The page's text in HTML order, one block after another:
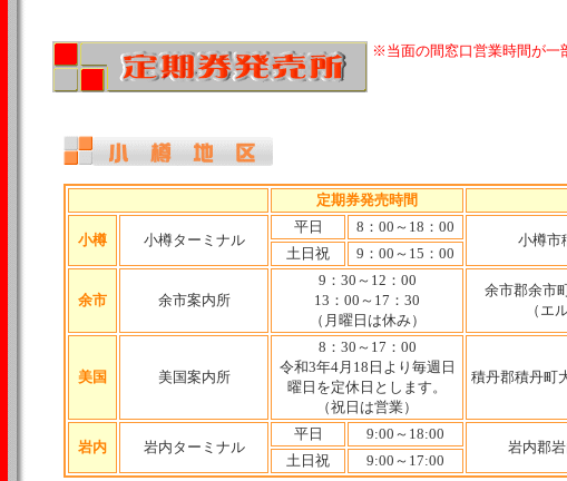
※当面の間窓口営業時間が一
定期券発売時間
小樽 小樽ターミナル
平日
8：00～18：00
小樽市
土日祝
9：00～15：00
余市 余市案内所
9：30～12：00
13：00～17：30
（月曜日は休み）
余市郡余市
（エ
美国 美国案内所
8：30～17：00
令和3年4月18日より毎週日
曜日を定休日とします。
（祝日は営業）
積丹郡積丹町
岩内 岩内ターミナル
平日
9:00～18:00
岩内郡
土日祝
9:00～17:00